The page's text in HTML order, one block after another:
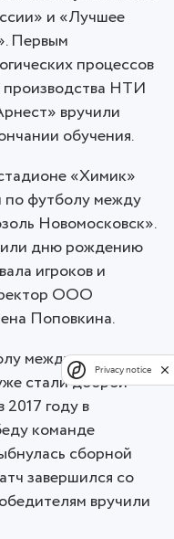
и «Лучшее
Первым
процессов
производства НТИ
вручили
обучения.
«Химик»
по футболу между
Новомосковск».
дню рождению
игроков и
ООО
Поповкина.
между командами
стали доброй
году в
команде
сборной
завершился со
вручили
Privacy notice